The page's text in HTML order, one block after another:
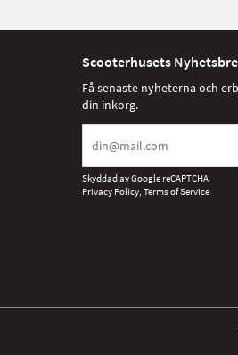
Scooterhusets
Få senaste nyheterna och
din inkorg.
Skyddad av Google reCAPTCHA
Privacy Policy, Terms of Service